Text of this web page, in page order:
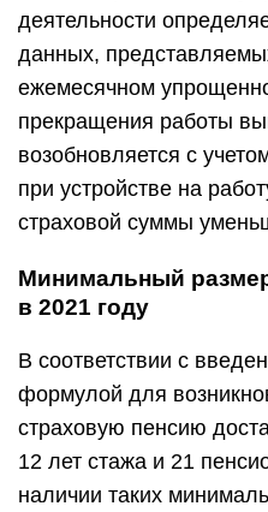
деятельности
данных,
ежемесячном
прекращения работы
возобновляется с
при устройстве на
страховой суммы
Минимальный
в 2021 году
В соответствии с
формулой для
страховую пенсию
12 лет стажа и 21
наличии таких